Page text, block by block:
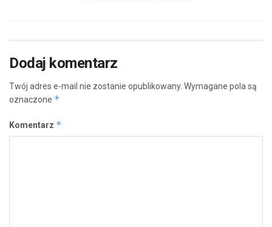
Dodaj komentarz
Twój adres e-mail nie zostanie opublikowany. Wymagane pola są
oznaczone *
Komentarz *